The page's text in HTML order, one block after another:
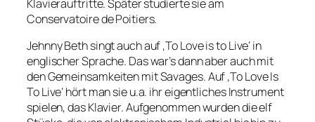
Klavierauftritte. Später studierte sie am
Conservatoire de Poitiers.
Jehnny Beth singt auch auf ‚To Love is to Live‘ in
englischer Sprache. Das war’s dann aber auch mit
den Gemeinsamkeiten mit Savages. Auf ‚To Love Is
To Live‘ hört man sie u.a. ihr eigentliches Instrument
spielen, das Klavier. Aufgenommen wurden die elf